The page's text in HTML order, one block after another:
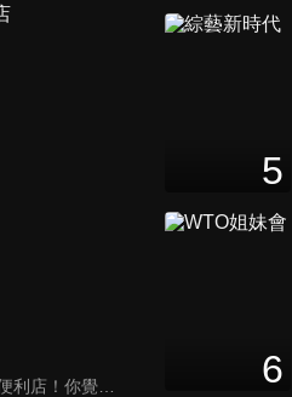
歡迎光臨明星便利店！你覺得便利店裡面有什麼？關東煮？茶葉蛋？還是讓你尖叫的大明星？一家擁有明星的便利店，到底有多稀奇，你會不會想要光臨呢？
5
6